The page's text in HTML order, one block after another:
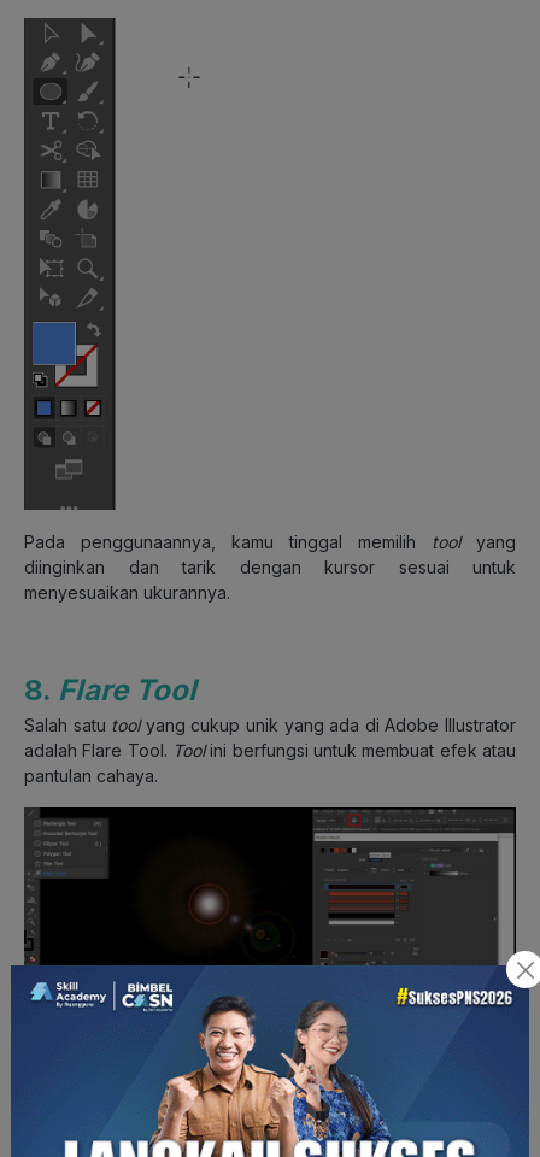
Pada penggunaannya, kamu tinggal memilih toolyang
diinginkan dan tarik dengan kursor sesuai untuk
menyesuaikan ukurannya.
8. Flare Tool
Salah satu toolyang cukup unik yang ada di Adobe Illustrator
adalah Flare Tool. Toolini berfungsi untuk membuat efek atau
pantulan cahaya.
Pada penggunaannya, kamu tinggal memilih
klik dan tarik kursor. Selain itu, dengan mengganti
, nantinya kamu dapat melihat ikon setting
objek yang dihasilkan dariFlare Tool. Pada bagian tersebut
kamu dapat mengganti warna dari cahaya yang ada pada